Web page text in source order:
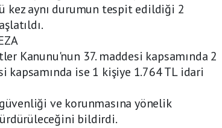
kez aynı durumun tespit edildiği 2
Kanunu'nun 37. maddesi kapsamında 2
ise 1 kişiye 1.764 TL idari
ve korunmasına yönelik
bildirdi.